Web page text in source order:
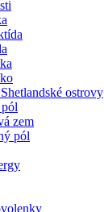
ostrovy
zem
pól